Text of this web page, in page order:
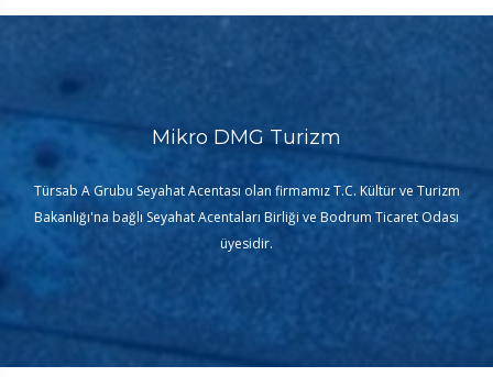
Mikro DMG Turizm
Türsab A Grubu Seyahat Acentası olan firmamız T.C. Kültür ve Turizm
Bakanlığı'na bağlı Seyahat Acentaları Birliği ve Bodrum Ticaret Odası
üyesidir.